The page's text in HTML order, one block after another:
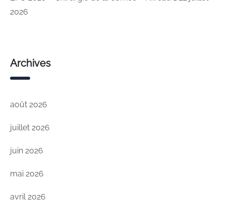
2026
Archives
août 2026
juillet 2026
juin 2026
mai 2026
avril 2026